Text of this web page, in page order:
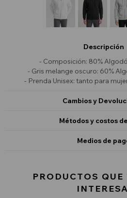
Descripción
- Composición: 80%
- Gris melange oscuro: 60%
- Prenda Unisex: tanto para
Cambios y
Métodos y costos
Medios de
PRODUCTOS QUE